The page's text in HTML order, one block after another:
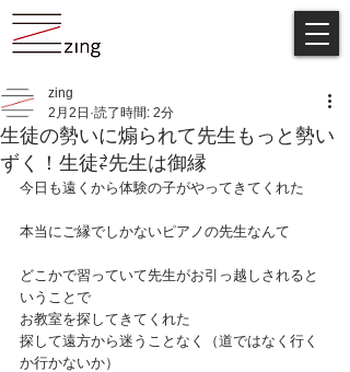
生徒の勢いに煽られて先生もっと勢い
ずく！生徒⇄先生は御縁
zing
2月2日 読了時間: 2分
今日も遠くから体験の子がやってきてくれた
本当にご縁でしかないピアノの先生なんて
どこかで習っていて先生がお引っ越しされると
いうことで
お教室を探してきてくれた
探して遠方から迷うことなく（道ではなく行く
か行かないか）